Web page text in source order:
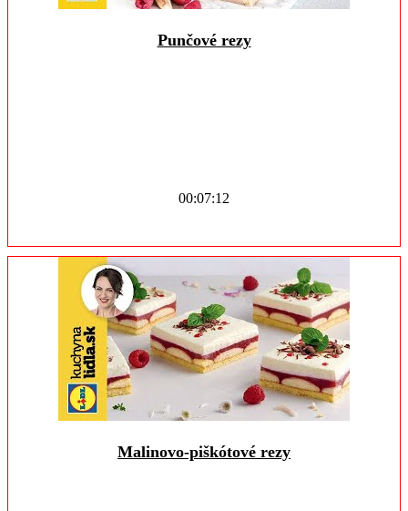
Punčové rezy
00:07:12
Malinovo-piškótové rezy